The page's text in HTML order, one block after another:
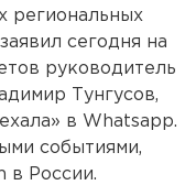
региональных
сегодня на
руководитель
Тунгусов,
в Whatsapp.
событиями,
в России.